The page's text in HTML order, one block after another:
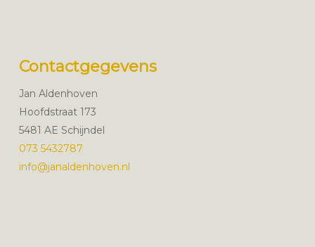
Contactgegevens
Jan Aldenhoven
Hoofdstraat 173
5481 AE Schijndel
073 5432787
info@janaldenhoven.nl